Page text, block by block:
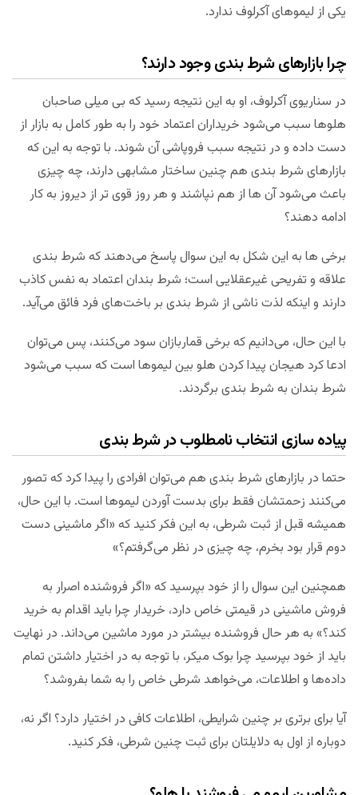
یکی از لیموهای آکرلوف ندارد.
چرا بازارهای شرط بندی وجود دارند؟
در سناریوی آکرلوف، او به این نتیجه رسید که بی میلی صاحبان
هلوها سبب می‌شود خریداران اعتماد خود را به طور کامل به بازار از
دست داده و در نتیجه سبب فروپاشی آن شوند. با توجه به این که
بازارهای شرط بندی هم چنین ساختار مشابهی دارند، چه چیزی
باعث می‌شود آن ها از هم نپاشند و هر روز قوی تر از دیروز به کار
ادامه دهند؟
برخی ها به این شکل به این سوال پاسخ می‌دهند که شرط بندی
علاقه و تفریحی غیرعقلایی است؛ شرط بندان اعتماد به نفس کاذب
دارند و اینکه لذت ناشی از شرط بندی بر باخت‌های فرد فائق می‌آید.
با این حال، می‌دانیم که برخی قماربازان سود می‌کنند، پس می‌توان
ادعا کرد هیجان پیدا کردن هلو بین لیموها است که سبب می‌شود
شرط بندان به شرط بندی برگردند.
پیاده سازی انتخاب نامطلوب در شرط بندی
حتما در بازارهای شرط بندی هم می‌توان افرادی را پیدا کرد که تصور
می‌کنند زحمتشان فقط برای بدست آوردن لیموها است. با این حال،
همیشه قبل از ثبت شرطی، به این فکر کنید که «اگر ماشینی دست
دوم قرار بود بخرم، چه چیزی در نظر می‌گرفتم؟»
همچنین این سوال را از خود بپرسید که «اگر فروشنده اصرار به
فروش ماشینی در قیمتی خاص دارد، خریدار چرا باید اقدام به خرید
کند؟» به هر حال فروشنده بیشتر در مورد ماشین می‌داند. در نهایت
باید از خود بپرسید چرا بوک میکر، با توجه به در اختیار داشتن تمام
داده‌ها و اطلاعات، می‌خواهد شرطی خاص را به شما بفروشد؟
آیا برای برتری بر چنین شرایطی، اطلاعات کافی در اختیار دارد؟ اگر نه،
دوباره از اول به دلایلتان برای ثبت چنین شرطی، فکر کنید.